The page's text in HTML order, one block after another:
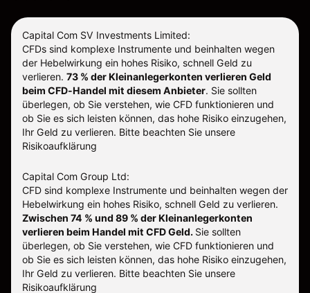
Capital Com SV Investments Limited:
CFDs sind komplexe Instrumente und beinhalten wegen
der Hebelwirkung ein hohes Risiko, schnell Geld zu
verlieren. 73 % der Kleinanlegerkonten verlieren Geld
beim CFD-Handel mit diesem Anbieter. Sie sollten
überlegen, ob Sie verstehen, wie CFD funktionieren und
ob Sie es sich leisten können, das hohe Risiko einzugehen,
Ihr Geld zu verlieren. Bitte beachten Sie unsere
Risikoaufklärung
Capital Com Group Ltd:
CFD sind komplexe Instrumente und beinhalten wegen der
Hebelwirkung ein hohes Risiko, schnell Geld zu verlieren.
Zwischen 74 % und 89 % der Kleinanlegerkonten
verlieren beim Handel mit CFD Geld. Sie sollten
überlegen, ob Sie verstehen, wie CFD funktionieren und
ob Sie es sich leisten können, das hohe Risiko einzugehen,
Ihr Geld zu verlieren. Bitte beachten Sie unsere
Risikoaufklärung